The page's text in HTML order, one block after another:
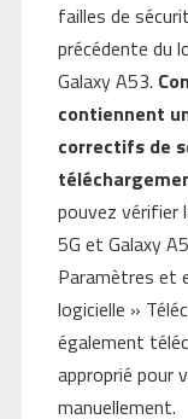
failles de
précédente du
Galaxy A53.
contiennent
correctifs de
pouvez vérifier
5G et Galaxy
Paramètres et
logicielle »
également
approprié pour
manuellement.